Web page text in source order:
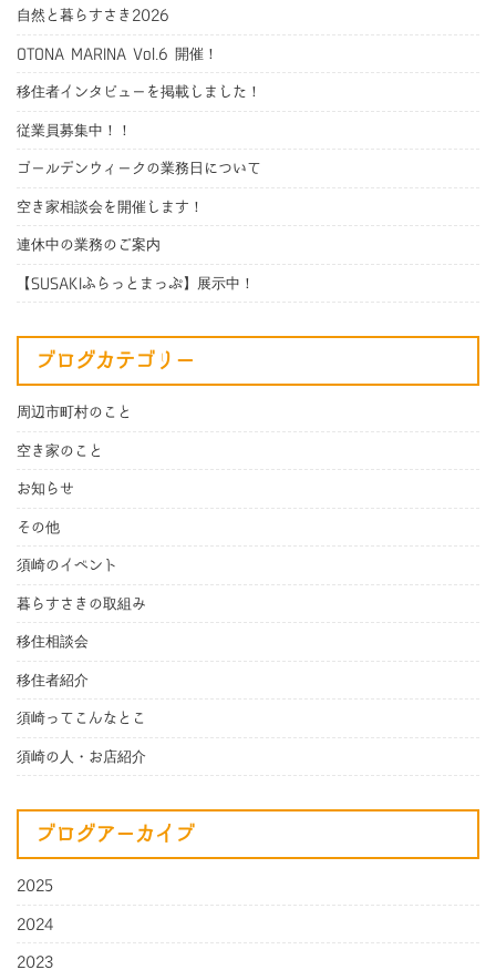
自然と暮らすさき2026
OTONA MARINA Vol.6 開催！
移住者インタビューを掲載しました！
従業員募集中！！
ゴールデンウィークの業務日について
空き家相談会を開催します！
連休中の業務のご案内
【SUSAKIふらっとまっぷ】展示中！
ブログカテゴリー
周辺市町村のこと
空き家のこと
お知らせ
その他
須崎のイベント
暮らすさきの取組み
移住相談会
移住者紹介
須崎ってこんなとこ
須崎の人・お店紹介
ブログアーカイブ
2025
2024
2023